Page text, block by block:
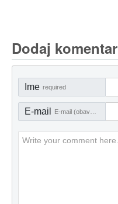
Dodaj komentar
Ime required
E-mail